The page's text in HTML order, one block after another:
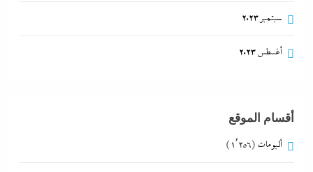
سبتمبر 2023
أغسطس 2023
أقسام الموقع
ألبومات (1٬256)